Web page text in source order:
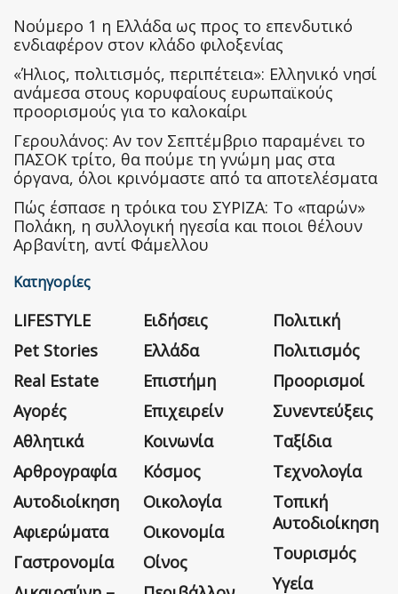
Nούμερο 1 η Ελλάδα ως προς το επενδυτικό
ενδιαφέρον στον κλάδο φιλοξενίας
«Ήλιος, πολιτισμός, περιπέτεια»: Ελληνικό νησί
ανάμεσα στους κορυφαίους ευρωπαϊκούς
προορισμούς για το καλοκαίρι
Γερουλάνος: Αν τον Σεπτέμβριο παραμένει το
ΠΑΣΟΚ τρίτο, θα πούμε τη γνώμη μας στα
όργανα, όλοι κρινόμαστε από τα αποτελέσματα
Πώς έσπασε η τρόικα του ΣΥΡΙΖΑ: Το «παρών»
Πολάκη, η συλλογική ηγεσία και ποιοι θέλουν
Αρβανίτη, αντί Φάμελλου
Κατηγορίες
LIFESTYLE
Pet Stories
Real Estate
Αγορές
Αθλητικά
Αρθρογραφία
Αυτοδιοίκηση
Αφιερώματα
Γαστρονομία
Ειδήσεις
Ελλάδα
Επιστήμη
Επιχειρείν
Κοινωνία
Κόσμος
Οικολογία
Οικονομία
Οίνος
Πολιτική
Πολιτισμός
Προορισμοί
Συνεντεύξεις
Ταξίδια
Τεχνολογία
Τοπική
Αυτοδιοίκηση
Τουρισμός
Υγεία